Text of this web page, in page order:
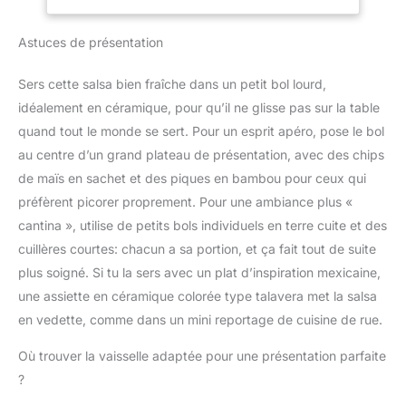
moment. Vous pouvez
secondes, ce qui vous
permet de gagner
beaucoup de temps
dans la préparation des
légumes.
MULTIFONCTIONNEL -
Idéal pour hacher les
oignons, les carottes, les
noix et les viandes
désossées, la lame
améliorée facilite la
manipulation de tous les
types d'ingrédients. Le
une capacité de 400 ml,
rapidement des aliments
délicieux, nutritifs, sains
et sûrs pour vous et
votre famille. Préparation
Rapide des Légumes -
Ce coupe oignon manuel
permet de hacher sans
d'électricité ! Le design à
cordon tirant vous
permet de contrôler la
finesse de vos
tirage, vous permettant
de hacher rapidement de
l'ail, des légumes ou de
Astuces de présentation
Sers cette salsa bien fraîche dans un petit bol lourd,
idéalement en céramique, pour qu’il ne glisse pas sur la table
quand tout le monde se sert. Pour un esprit apéro, pose le bol
au centre d’un grand plateau de présentation, avec des chips
de maïs en sachet et des piques en bambou pour ceux qui
préfèrent picorer proprement. Pour une ambiance plus «
cantina », utilise de petits bols individuels en terre cuite et des
cuillères courtes: chacun a sa portion, et ça fait tout de suite
plus soigné. Si tu la sers avec un plat d’inspiration mexicaine,
une assiette en céramique colorée type talavera met la salsa
en vedette, comme dans un mini reportage de cuisine de rue.
Où trouver la vaisselle adaptée pour une présentation parfaite
?